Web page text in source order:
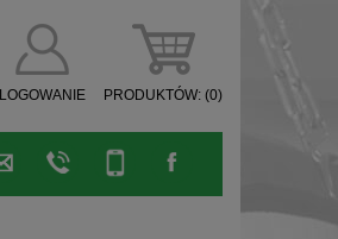
PRODUKTÓW: (0)
LOGOWANIE